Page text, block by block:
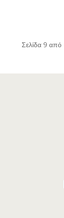
Σελίδα 9 από